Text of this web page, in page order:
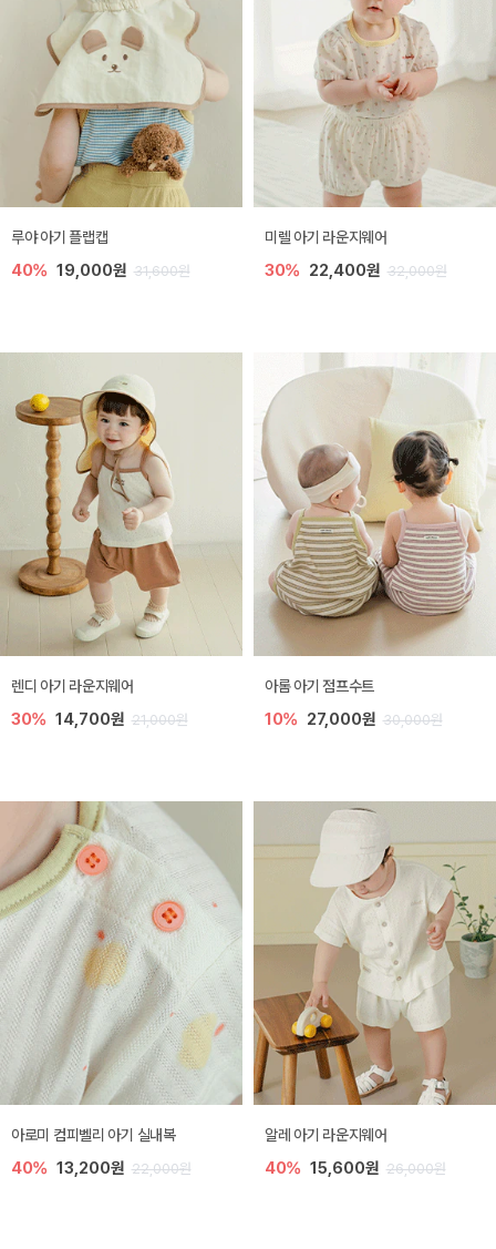
루야 아기 플랩캡
40% 19,000원 31,600원
미렐 아기 라운지웨어
30% 22,400원 32,000원
렌디 아기 라운지웨어
30% 14,700원 21,000원
아롬 아기 점프수트
10% 27,000원 30,000원
아로미 컴피벨리 아기 실내복
40% 13,200원 22,000원
알레 아기 라운지웨어
40% 15,600원 26,000원